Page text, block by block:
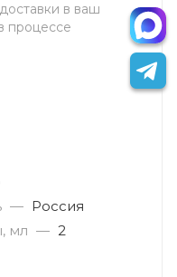
в ваш
процессе
— Россия
мл — 2